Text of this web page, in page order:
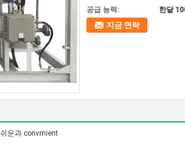
공급 능력:
한달
지금 연락
쉬운과 convrnient